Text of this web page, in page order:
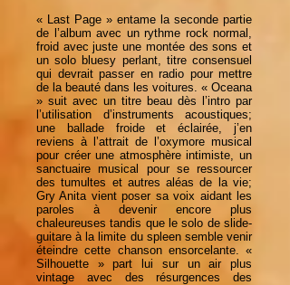
« Last Page » entame la seconde partie
de l’album avec un rythme rock normal,
froid avec juste une montée des sons et
un solo bluesy perlant, titre consensuel
qui devrait passer en radio pour mettre
de la beauté dans les voitures. « Oceana
» suit avec un titre beau dès l’intro par
l’utilisation d’instruments acoustiques;
une ballade froide et éclairée, j’en
reviens à l’attrait de l’oxymore musical
pour créer une atmosphère intimiste, un
sanctuaire musical pour se ressourcer
des tumultes et autres aléas de la vie;
Gry Anita vient poser sa voix aidant les
paroles à devenir encore plus
chaleureuses tandis que le solo de slide-
guitare à la limite du spleen semble venir
éteindre cette chanson ensorcelante. «
Silhouette » part lui sur un air plus
vintage avec des résurgences des